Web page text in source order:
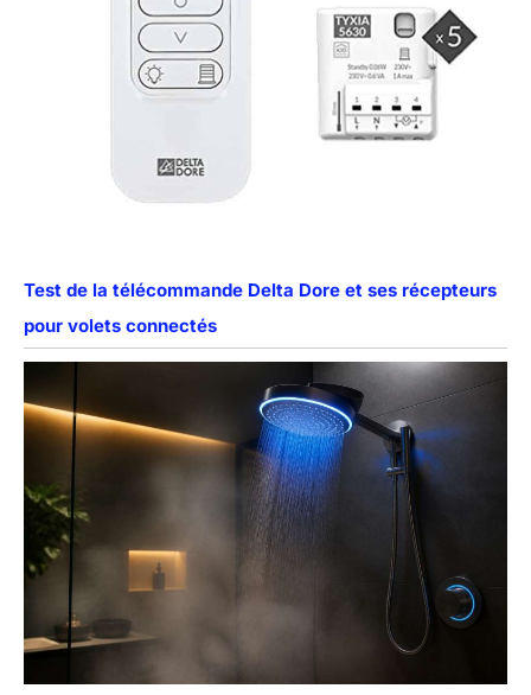
Test de la télécommande Delta Dore et ses récepteurs
pour volets connectés